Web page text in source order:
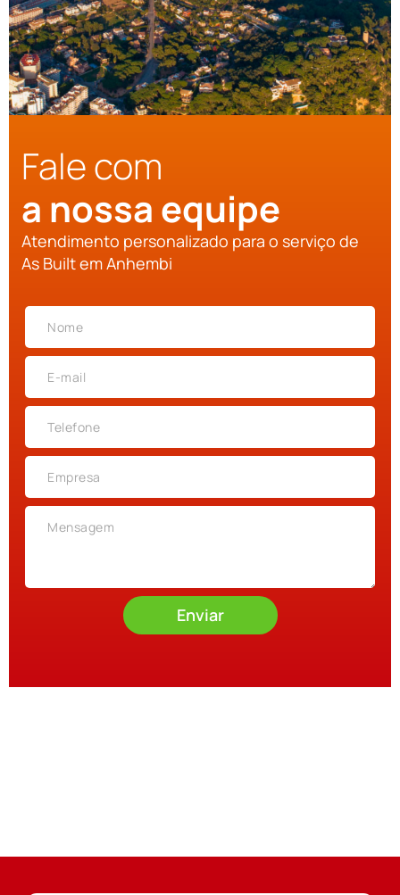
Fale com
a nossa equipe
Atendimento personalizado para o serviço de
As Built em Anhembi
Enviar